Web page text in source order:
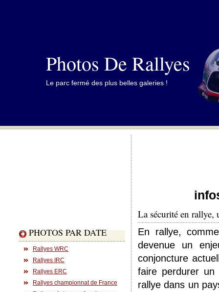
Photos De Rallyes
Le parc fermé des plus belles galeries !
PHOTOS PAR DATE
Rallyes WRC
Rallyes IRC
Rallyes ERC
Rallyes championnat de France
La sécurité en rallye,
En rallye,
devenue un
conjoncture
faire perdurer un
rallye dans un